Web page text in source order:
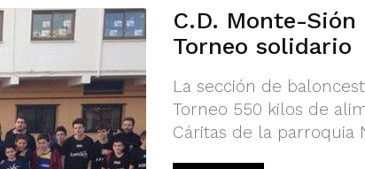
C.D. Monte-
Torneo solidario
La sección de
Torneo 550 kilos de
Cáritas de la parroquia